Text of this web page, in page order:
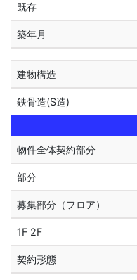
既存
築年月
建物構造
鉄骨造(S造)
物件全体契約部分
部分
募集部分（フロア）
1F 2F
契約形態